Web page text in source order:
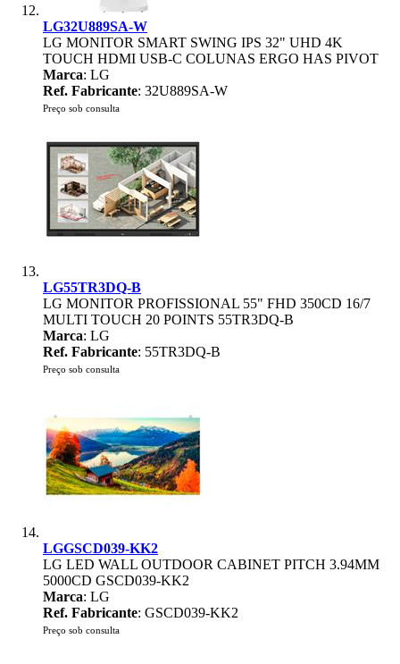
LG32U889SA-W
LG MONITOR SMART SWING IPS 32" UHD 4K
TOUCH HDMI USB-C COLUNAS ERGO HAS PIVOT
Marca: LG
Ref. Fabricante: 32U889SA-W
Preço sob consulta
LG55TR3DQ-B
LG MONITOR PROFISSIONAL 55" FHD 350CD 16/7
MULTI TOUCH 20 POINTS 55TR3DQ-B
Marca: LG
Ref. Fabricante: 55TR3DQ-B
Preço sob consulta
LGGSCD039-KK2
LG LED WALL OUTDOOR CABINET PITCH 3.94MM
5000CD GSCD039-KK2
Marca: LG
Ref. Fabricante: GSCD039-KK2
Preço sob consulta